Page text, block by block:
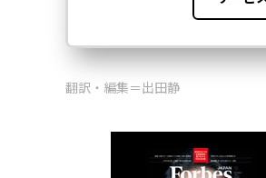
翻訳・編集＝出田静